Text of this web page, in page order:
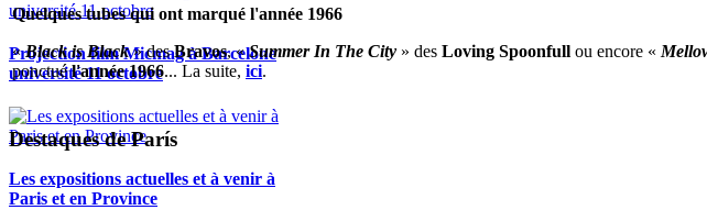
Projection film Micmag à Barcelone
université 11 octobre
Les expositions actuelles et à venir à
Paris et en Province
Quelques tubes qui ont marqué l'année 1966
«Black is Black» desBravos, «Summer In The City » des Loving Spoonfull ou encore «
ponctuél'année 1966... La suite, ici.
Destaques de París